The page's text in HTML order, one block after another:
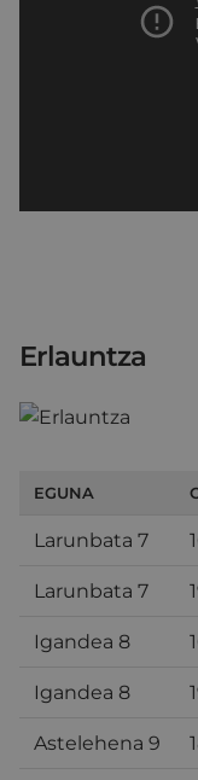
Erlauntza
EGUNA
Larunbata 7
Larunbata 7
Igandea 8
Igandea 8
Astelehena 9